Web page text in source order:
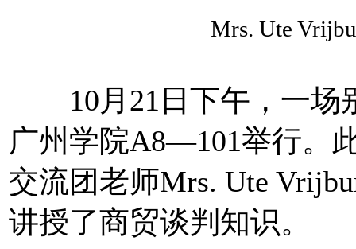
Mrs. Ute
10月21日下午，一场
广州学院A8—101举行。
交流团老师Mrs. Ute
讲授了商贸谈判知识。